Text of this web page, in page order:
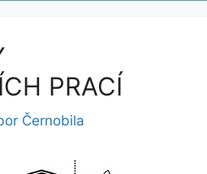
PRACÍ
Černobila